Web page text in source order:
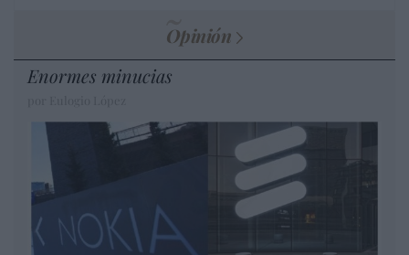
Opinión
Enormes minucias